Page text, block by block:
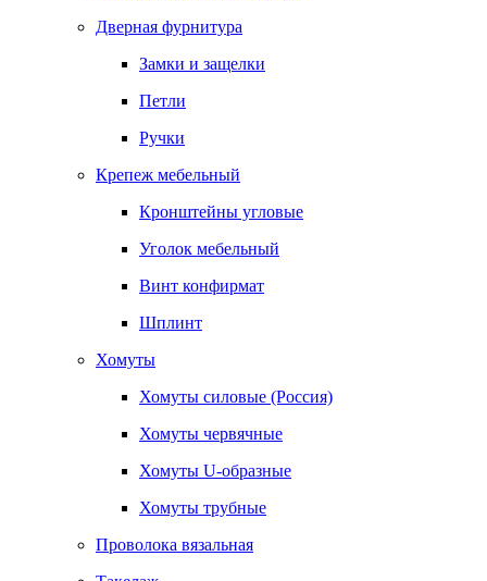
Дверная фурнитура
Замки и защелки
Петли
Ручки
Крепеж мебельный
Кронштейны угловые
Уголок мебельный
Винт конфирмат
Шплинт
Хомуты
Хомуты силовые (Россия)
Хомуты червячные
Хомуты U-образные
Хомуты трубные
Проволока вязальная